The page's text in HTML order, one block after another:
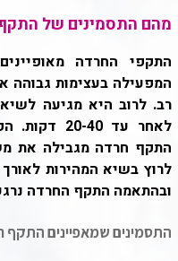
מהם התסמינים של
התקפי החרדה
המפעילה בעצימות גבוהה
לאחר עד
התקף חרדה מגבילה את
לרוץ בשיא המהירות
ובהתאמה התקף החרדה
התסמינים שמאפיינים